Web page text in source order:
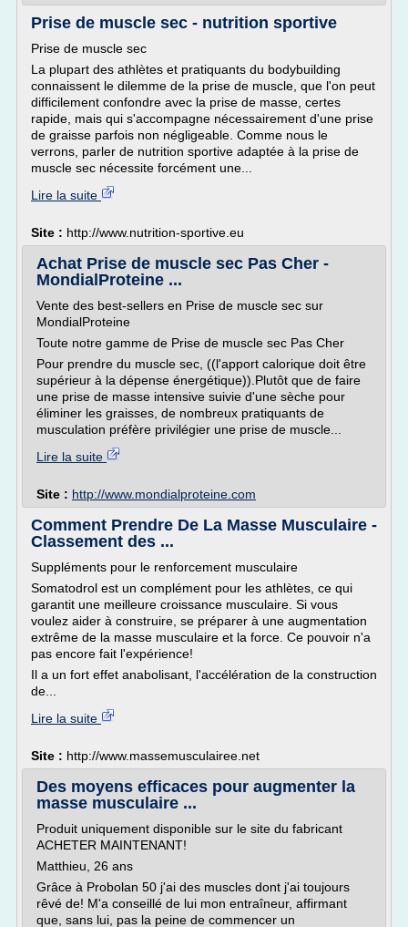
Prise de muscle sec - nutrition sportive
Prise de muscle sec
La plupart des athlètes et pratiquants du bodybuilding
connaissent le dilemme de la prise de muscle, que l'on peut
difficilement confondre avec la prise de masse, certes
rapide, mais qui s'accompagne nécessairement d'une prise
de graisse parfois non négligeable. Comme nous le
verrons, parler de nutrition sportive adaptée à la prise de
muscle sec nécessite forcément une...
Lire la suite
Site : http://www.nutrition-sportive.eu
Achat Prise de muscle sec Pas Cher -
MondialProteine ...
Vente des best-sellers en Prise de muscle sec sur
MondialProteine
Toute notre gamme de Prise de muscle sec Pas Cher
Pour prendre du muscle sec, ((l'apport calorique doit être
supérieur à la dépense énergétique)).Plutôt que de faire
une prise de masse intensive suivie d'une sèche pour
éliminer les graisses, de nombreux pratiquants de
musculation préfère privilégier une prise de muscle...
Lire la suite
Site : http://www.mondialproteine.com
Comment Prendre De La Masse Musculaire -
Classement des ...
Suppléments pour le renforcement musculaire
Somatodrol est un complément pour les athlètes, ce qui
garantit une meilleure croissance musculaire. Si vous
voulez aider à construire, se préparer à une augmentation
extrême de la masse musculaire et la force. Ce pouvoir n'a
pas encore fait l'expérience!
Il a un fort effet anabolisant, l'accélération de la construction
de...
Lire la suite
Site : http://www.massemusculairee.net
Des moyens efficaces pour augmenter la
masse musculaire ...
Produit uniquement disponible sur le site du fabricant
ACHETER MAINTENANT!
Matthieu, 26 ans
Grâce à Probolan 50 j'ai des muscles dont j'ai toujours
rêvé de! M'a conseillé de lui mon entraîneur, affirmant
que, sans lui, pas la peine de commencer un